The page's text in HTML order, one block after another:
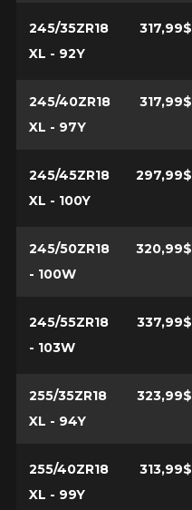
245/35ZR18
XL - 92Y
317,99$
245/40ZR18
XL - 97Y
317,99$
245/45ZR18
XL - 100Y
297,99$
245/50ZR18
- 100W
320,99$
245/55ZR18
- 103W
337,99$
255/35ZR18
XL - 94Y
323,99$
255/40ZR18
XL - 99Y
313,99$